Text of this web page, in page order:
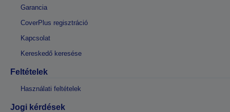
Garancia
CoverPlus regisztráció
Kapcsolat
Kereskedő keresése
Feltételek
Használati feltételek
Jogi kérdések